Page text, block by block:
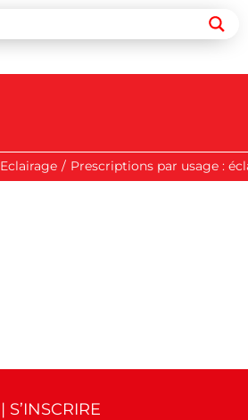
Eclairage / Prescriptions par usage :
| S’INSCRIRE